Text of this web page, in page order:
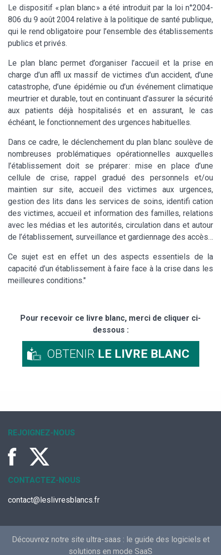
Le dispositif « plan blanc » a été introduit par la loi n°2004-
806 du 9 août 2004 relative à la politique de santé publique,
qui le rend obligatoire pour l’ensemble des établissements
publics et privés.
Le plan blanc permet d’organiser l’accueil et la prise en
charge d’un affl ux massif de victimes d’un accident, d’une
catastrophe, d’une épidémie ou d’un événement climatique
meurtrier et durable, tout en continuant d’assurer la sécurité
aux patients déjà hospitalisés et en assurant, le cas
échéant, le fonctionnement des urgences habituelles.
Dans ce cadre, le déclenchement du plan blanc soulève de
nombreuses problématiques opérationnelles auxquelles
l’établissement doit se préparer : mise en place d’une
cellule de crise, rappel gradué des personnels et/ou
maintien sur site, accueil des victimes aux urgences,
gestion des lits dans les services de soins, identifi cation
des victimes, accueil et information des familles, relations
avec les médias et les autorités, circulation dans et autour
de l’établissement, surveillance et gardiennage des accès…
Ce sujet est en effet un des aspects essentiels de la
capacité d’un établissement à faire face à la crise dans les
meilleures conditions."
Pour recevoir ce livre blanc, merci de cliquer ci-
dessous :
OBTENIR LE LIVRE BLANC
REJOIGNEZ-NOUS
CONTACTEZ-NOUS
contact@leslivresblancs.fr
Découvrez notre site ultra-saas : le guide des logiciels et
solutions en mode SaaS